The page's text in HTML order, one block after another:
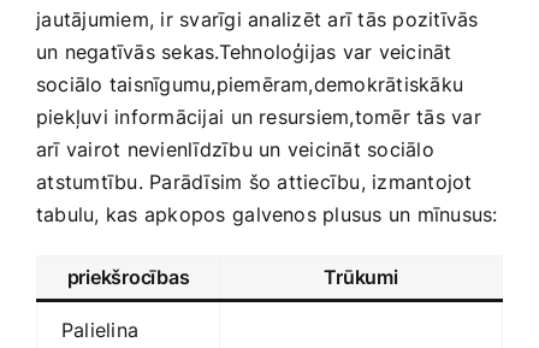
⁤jautājumiem, ir svarīgi⁣ analizēt arī tās pozitīvās⁤
un negatīvās sekas.Tehnoloģijas var veicināt
sociālo taisnīgumu,piemēram,demokrātiskāku
piekļuvi informācijai⁢ un ‍resursiem,tomēr tās var
arī vairot nevienlīdzību un ⁣veicināt sociālo
⁢atstumtību. Parādīsim ⁢šo attiecību, izmantojot
‌tabulu, kas‍ apkopos ⁣galvenos plusus un ​mīnusus:‍
priekšrocības Trūkumi
Palielina